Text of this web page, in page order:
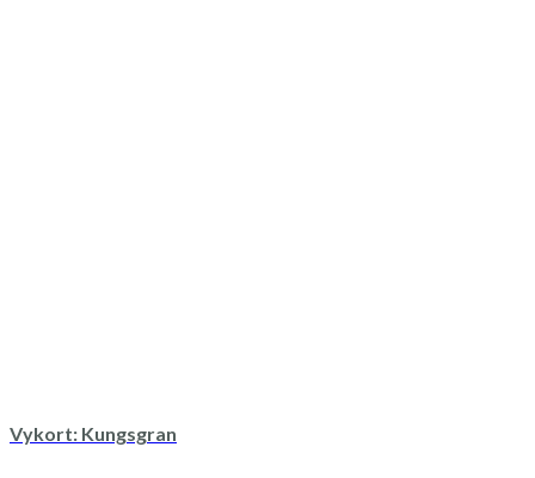
Vykort: Kungsgran